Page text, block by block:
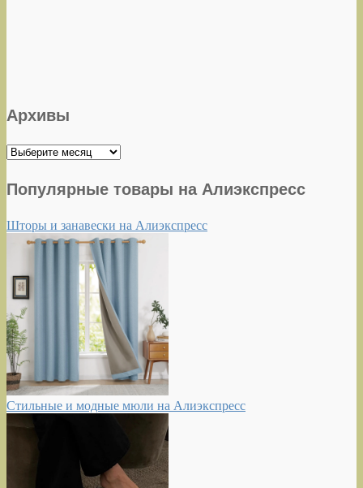
Архивы
Архивы
Популярные товары на Алиэкспресс
Шторы и занавески на Алиэкспресс
Стильные и модные мюли на Алиэкспресс